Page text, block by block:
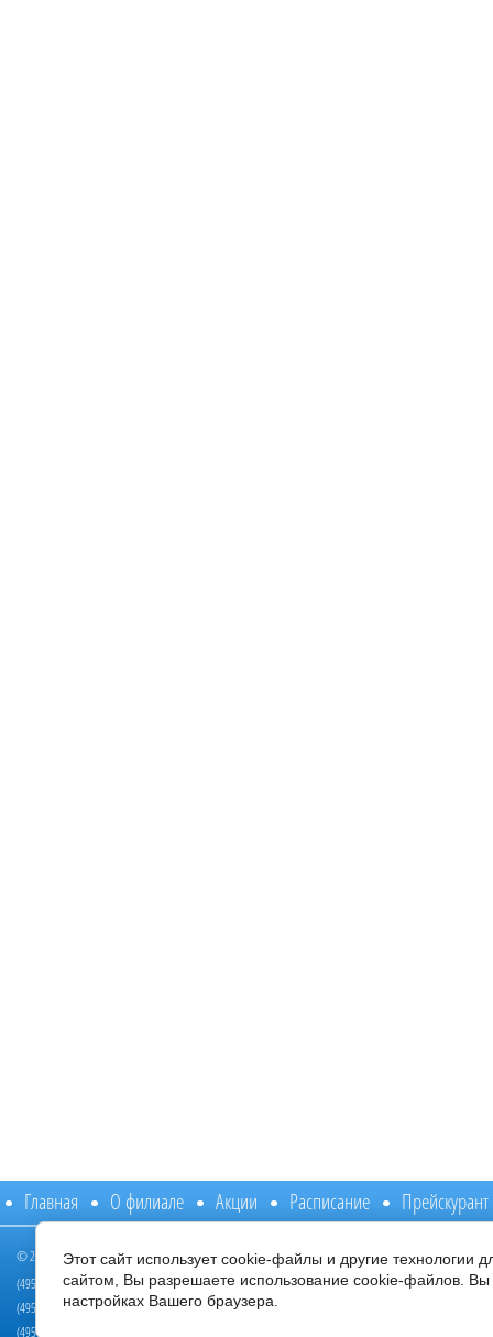
Главная О филиале Акции Расписание Прейскурант
(495) 020-01-11, (495) 020-33-10
(495) 020-35-04, (495) 020-59-20
(495) 020-40-70, (495) 020-59-22 Стоматологическое отделение
Режим работы:
© 2014 - 2026 Филиал ФБЛПУ "ЛРЦ "Подмосковье" ФНС России
Этот сайт использует cookie-файлы и другие технологии
сайтом, Вы разрешаете использование cookie-файлов.
настройках Вашего браузера.